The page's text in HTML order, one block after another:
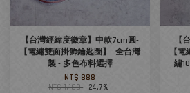
【台灣經緯度徽章】中款7cm圓-
【電繡雙面掛飾鑰匙圈】- 全台灣
製 - 多色布料選擇
NT$ 888
NT$ 1,180 -24.7%
【
【
繡